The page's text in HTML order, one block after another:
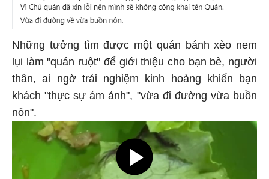
Những tưởng tìm được một quán bánh xèo nem
lụi làm "quán ruột" để giới thiệu cho bạn bè, người
thân, ai ngờ trải nghiệm kinh hoàng khiến bạn
khách "thực sự ám ảnh", "vừa đi đường vừa buồn
nôn".